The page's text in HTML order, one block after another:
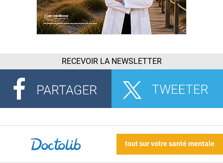
RECEVOIR LA NEWSLETTER
tout sur votre santé mentale